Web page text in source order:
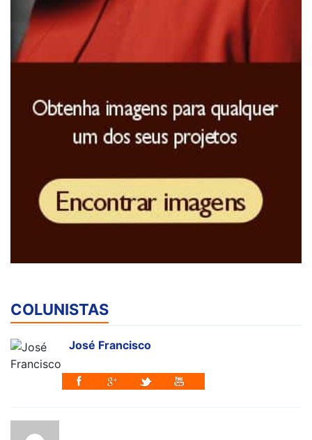
COLUNISTAS
José Francisco